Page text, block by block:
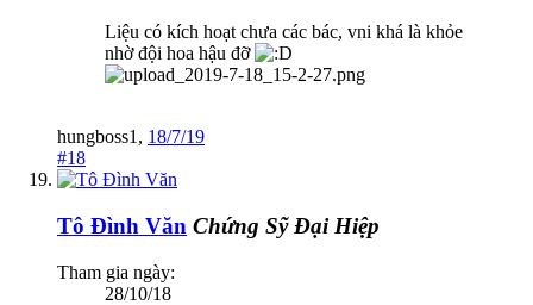
Liệu có kích hoạt chưa các bác, vni khá là khỏe
nhờ đội hoa hậu đỡ
hungboss1 , 18/7/19
#18
Tô Đình Văn Chứng Sỹ Đại Hiệp
Tham gia ngày:
28/10/18